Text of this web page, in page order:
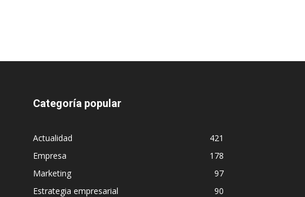
Categoría popular
Actualidad
421
Empresa
178
Marketing
97
Estrategia empresarial
90